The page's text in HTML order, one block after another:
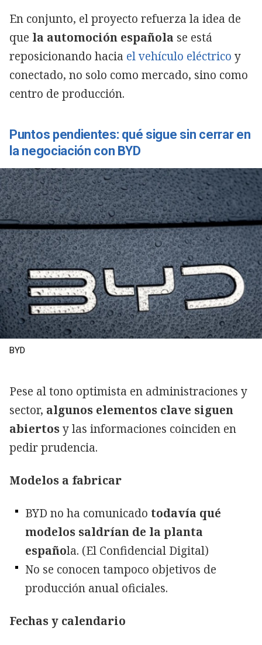
En conjunto, el proyecto refuerza la idea de
que la automoción española se está
reposicionando hacia el vehículo eléctrico y
conectado, no solo como mercado, sino como
centro de producción.
Puntos pendientes: qué sigue sin cerrar en
la negociación con BYD
BYD
Pese al tono optimista en administraciones y
sector, algunos elementos clave siguen
abiertosy las informaciones coinciden en
pedir prudencia.
Modelos a fabricar
BYD no ha comunicado todavía qué
modelos saldrían de la planta
española. (El Confidencial Digital)
No se conocen tampoco objetivos de
producción anual oficiales.
Fechas y calendario